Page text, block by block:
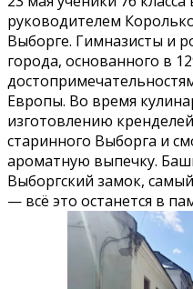
руководителем
Выборге. Гимназисты и
города, основанного в
Европы. Во время
изготовлению
старинного Выборга и
ароматную выпечку.
Выборгский замок,
— всë это останется в